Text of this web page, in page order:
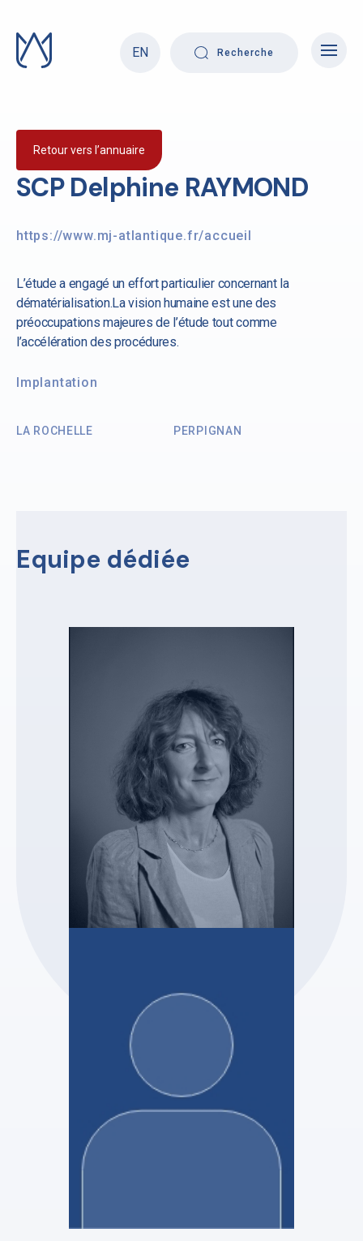
content
EN
Recherche
SCP Delphine RAYMOND
Retour vers l’annuaire
Implantation
LA ROCHELLE PERPIGNAN
https://www.mj-atlantique.fr/accueil
L’étude a engagé un effort particulier concernant la
dématérialisation.La vision humaine est une des
préoccupations majeures de l’étude tout comme
l’accélération des procédures.
Equipe dédiée
Delphine RAYMOND
Mandataire Judiciaire
Voir le profil